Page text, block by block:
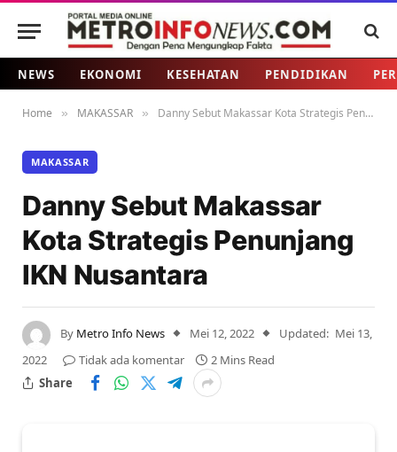
NEWS EKONOMI KESEHATAN PENDIDIKAN
Home » MAKASSAR » Danny Sebut Makassar Kota Strategis Penunjang IKN Nusantara
MAKASSAR
Danny Sebut Makassar
Kota Strategis Penunjang
IKN Nusantara
By Metro Info News Mei 12, 2022 Updated: Mei 13,
2022
Tidak ada komentar
2 Mins Read
Share